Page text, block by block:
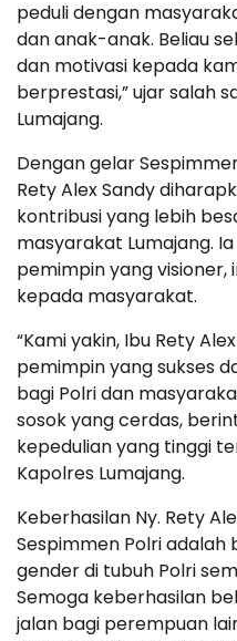
peduli dengan
dan anak-anak. Beliau
dan motivasi kepada
berprestasi,” ujar salah
Lumajang.
Dengan gelar
Rety Alex Sandy
kontribusi yang lebih
masyarakat Lumajang.
pemimpin yang
kepada masyarakat.
“Kami yakin, Ibu Rety
pemimpin yang sukses
bagi Polri dan
sosok yang cerdas,
kepedulian yang tinggi
Kapolres Lumajang.
Keberhasilan Ny. Rety
Sespimmen Polri
gender di tubuh Polri
Semoga keberhasilan
jalan bagi perempuan